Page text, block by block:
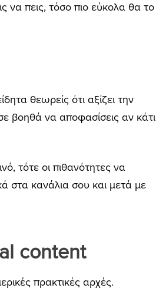
να πεις, τόσο πιο εύκολα θα το
θεωρείς ότι αξίζει την
βοηθά να αποφασίσεις αν κάτι
τότε οι πιθανότητες να
στα κανάλια σου και μετά με
content
πρακτικές αρχές.